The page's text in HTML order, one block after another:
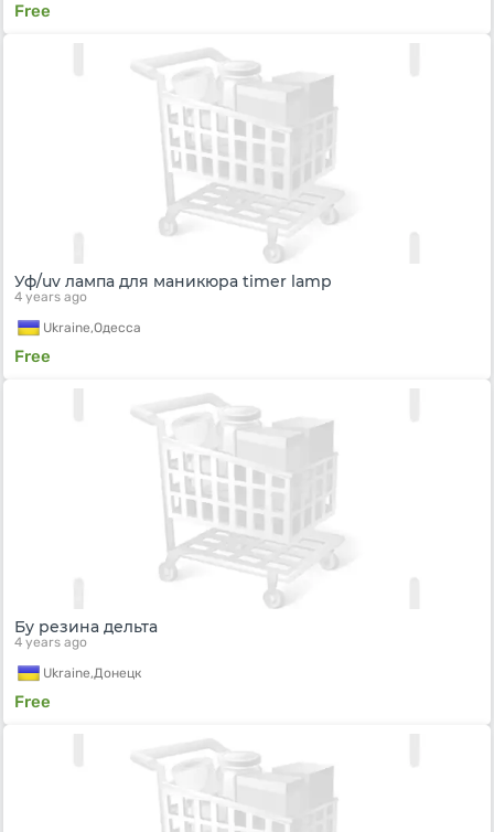
Free
Уф/uv лампа для маникюра timer lamp
4 years ago
Ukraine,Одесса
Free
Бу резина дельта
4 years ago
Ukraine,Донецк
Free